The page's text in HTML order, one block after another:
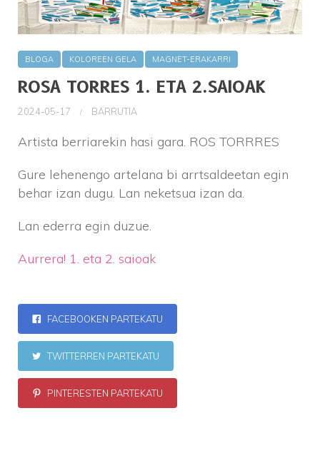
BLOGA KOLOREEN GELA MAGNET-ERAKARRI
ROSA TORRES 1. ETA 2.SAIOAK
2024-05-17 BARRUTIA
Artista berriarekin hasi gara. ROS TORRRES
Gure lehenengo artelana bi arrtsaldeetan egin
behar izan dugu. Lan neketsua izan da.
Lan ederra egin duzue.
Aurrera! 1. eta 2. saioak
FACEBOOKEN PARTEKATU
TWITTERREN PARTEKATU
PINTERESTEN PARTEKATU